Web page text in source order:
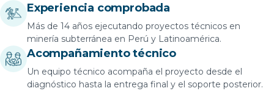
Experiencia comprobada
Más de 14 años ejecutando proyectos técnicos en
minería subterránea en Perú y Latinoamérica.
Acompañamiento técnico
Un equipo técnico acompaña el proyecto desde el
diagnóstico hasta la entrega final y el soporte posterior.